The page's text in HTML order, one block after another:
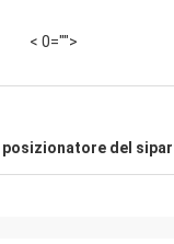
< 0="">
posizionatore del